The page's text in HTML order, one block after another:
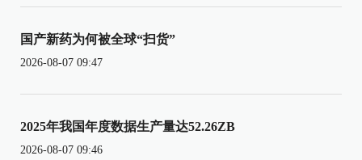
国产新药为何被全球“扫货”
2026-08-07 09:47
2025年我国年度数据生产量达52.26ZB
2026-08-07 09:46